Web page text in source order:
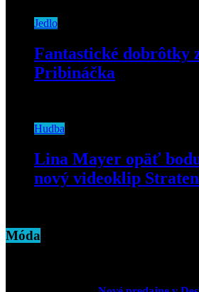
Jedlo
Fantastické dobrôtky
Pribináčka
Hudba
Lina Mayer opäť
nový videoklip
Móda